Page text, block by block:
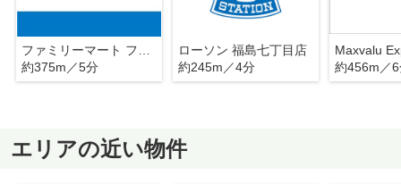
約375m／5分
ローソン 福島七丁目店
約245m／4分
約456m／
エリアの近い物件